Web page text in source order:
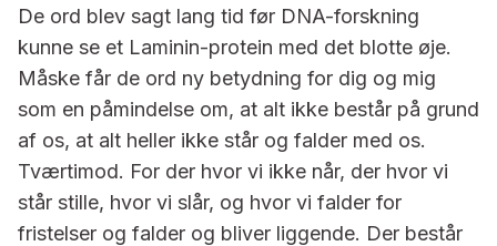
De ord blev sagt lang tid før DNA-forskning
kunne se et Laminin-protein med det blotte øje.
Måske får de ord ny betydning for dig og mig
som en påmindelse om, at alt ikke består på grund
af os, at alt heller ikke står og falder med os.
Tværtimod. For der hvor vi ikke når, der hvor vi
står stille, hvor vi slår, og hvor vi falder for
fristelser og falder og bliver liggende. Der består